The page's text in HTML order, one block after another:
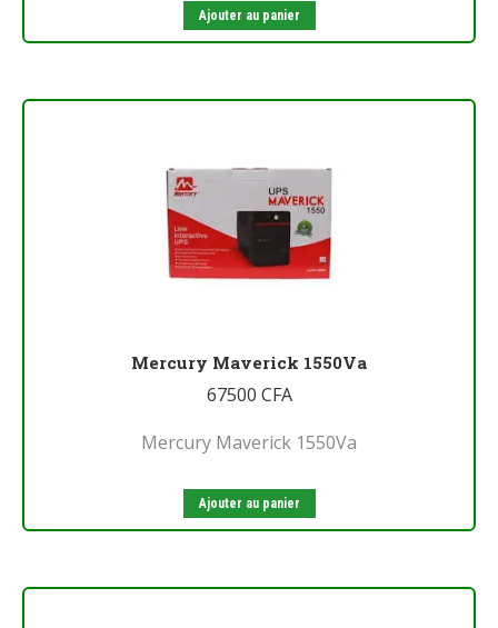
Ajouter au panier
Mercury Maverick 1550Va
67500 CFA
Mercury Maverick 1550Va
Ajouter au panier